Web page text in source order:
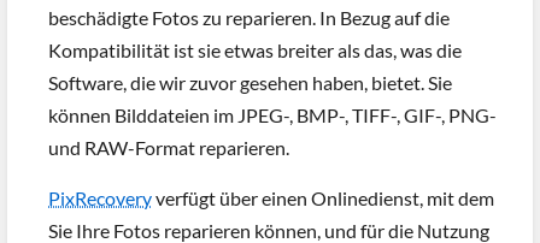
beschädigte Fotos zu reparieren. In Bezug auf die
Kompatibilität ist sie etwas breiter als das, was die
Software, die wir zuvor gesehen haben, bietet. Sie
können Bilddateien im JPEG-, BMP-, TIFF-, GIF-, PNG-
und RAW-Format reparieren.
PixRecoveryverfügt über einen Onlinedienst, mit dem
Sie Ihre Fotos reparieren können, und für die Nutzung